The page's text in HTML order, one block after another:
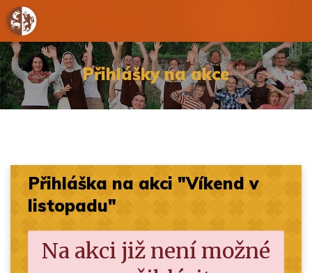
Přihlášky na akce
Přihláška na akci "Víkend v
listopadu"
Na akci již není možné